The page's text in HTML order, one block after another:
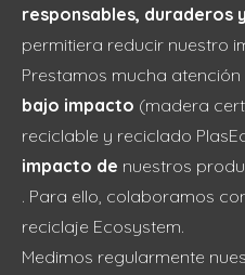
responsables, duraderos
permitiera reducir nuestro
Prestamos mucha atención
bajo impacto (madera
reciclable y reciclado
impacto de nuestros
. Para ello, colaboramos
reciclaje Ecosystem.
Medimos regularmente